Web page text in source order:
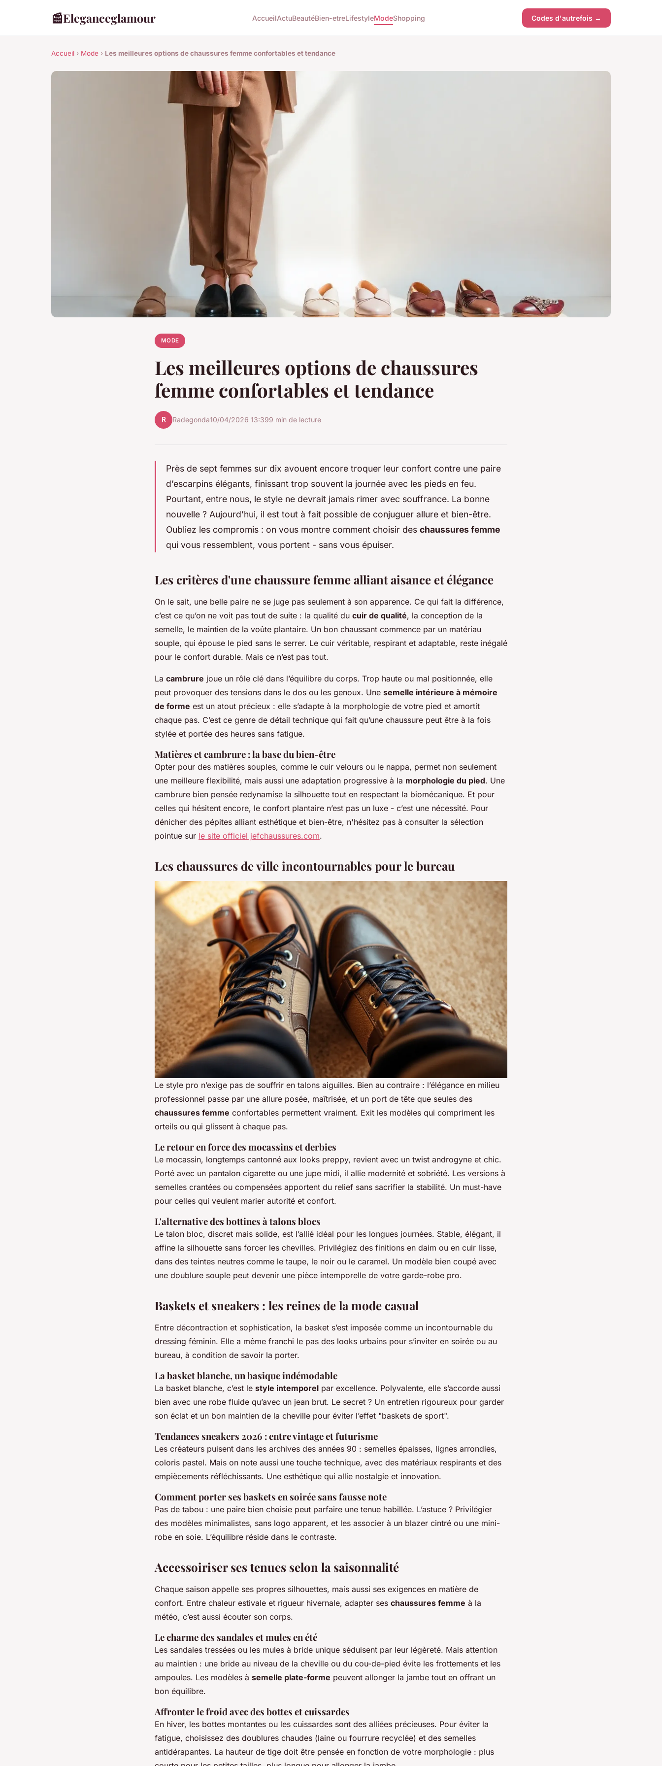
📰Eleganceglamour AccueilActuBeautéBien-etreLifestyleModeShopping Codes d'autrefois →
Accueil › Mode › Les meilleures options de chaussures femme confortables et tendance
MODE
Les meilleures options de chaussures
femme confortables et tendance
R Radegonda10/04/2026 13:399 min de lecture
Près de sept femmes sur dix avouent encore troquer leur confort contre une paire
d’escarpins élégants, finissant trop souvent la journée avec les pieds en feu.
Pourtant, entre nous, le style ne devrait jamais rimer avec souffrance. La bonne
nouvelle ? Aujourd’hui, il est tout à fait possible de conjuguer allure et bien-être.
Oubliez les compromis : on vous montre comment choisir des chaussures femme
qui vous ressemblent, vous portent - sans vous épuiser.
Les critères d'une chaussure femme alliant aisance et élégance
On le sait, une belle paire ne se juge pas seulement à son apparence. Ce qui fait la différence,
c’est ce qu’on ne voit pas tout de suite : la qualité du cuir de qualité, la conception de la
semelle, le maintien de la voûte plantaire. Un bon chaussant commence par un matériau
souple, qui épouse le pied sans le serrer. Le cuir véritable, respirant et adaptable, reste inégalé
pour le confort durable. Mais ce n’est pas tout.
La cambrure joue un rôle clé dans l’équilibre du corps. Trop haute ou mal positionnée, elle
peut provoquer des tensions dans le dos ou les genoux. Une semelle intérieure à mémoire
de forme est un atout précieux : elle s’adapte à la morphologie de votre pied et amortit
chaque pas. C’est ce genre de détail technique qui fait qu’une chaussure peut être à la fois
stylée et portée des heures sans fatigue.
Matières et cambrure : la base du bien-être
Opter pour des matières souples, comme le cuir velours ou le nappa, permet non seulement
une meilleure flexibilité, mais aussi une adaptation progressive à la morphologie du pied. Une
cambrure bien pensée redynamise la silhouette tout en respectant la biomécanique. Et pour
celles qui hésitent encore, le confort plantaire n’est pas un luxe - c’est une nécessité. Pour
dénicher des pépites alliant esthétique et bien-être, n'hésitez pas à consulter la sélection
pointue sur le site officiel jefchaussures.com.
Les chaussures de ville incontournables pour le bureau
Le style pro n’exige pas de souffrir en talons aiguilles. Bien au contraire : l’élégance en milieu
professionnel passe par une allure posée, maîtrisée, et un port de tête que seules des
chaussures femme confortables permettent vraiment. Exit les modèles qui compriment les
orteils ou qui glissent à chaque pas.
Le retour en force des mocassins et derbies
Le mocassin, longtemps cantonné aux looks preppy, revient avec un twist androgyne et chic.
Porté avec un pantalon cigarette ou une jupe midi, il allie modernité et sobriété. Les versions à
semelles crantées ou compensées apportent du relief sans sacrifier la stabilité. Un must-have
pour celles qui veulent marier autorité et confort.
L'alternative des bottines à talons blocs
Le talon bloc, discret mais solide, est l’allié idéal pour les longues journées. Stable, élégant, il
affine la silhouette sans forcer les chevilles. Privilégiez des finitions en daim ou en cuir lisse,
dans des teintes neutres comme le taupe, le noir ou le caramel. Un modèle bien coupé avec
une doublure souple peut devenir une pièce intemporelle de votre garde-robe pro.
Baskets et sneakers : les reines de la mode casual
Entre décontraction et sophistication, la basket s’est imposée comme un incontournable du
dressing féminin. Elle a même franchi le pas des looks urbains pour s’inviter en soirée ou au
bureau, à condition de savoir la porter.
La basket blanche, un basique indémodable
La basket blanche, c’est le style intemporel par excellence. Polyvalente, elle s’accorde aussi
bien avec une robe fluide qu’avec un jean brut. Le secret ? Un entretien rigoureux pour garder
son éclat et un bon maintien de la cheville pour éviter l’effet "baskets de sport".
Tendances sneakers 2026 : entre vintage et futurisme
Les créateurs puisent dans les archives des années 90 : semelles épaisses, lignes arrondies,
coloris pastel. Mais on note aussi une touche technique, avec des matériaux respirants et des
empiècements réfléchissants. Une esthétique qui allie nostalgie et innovation.
Comment porter ses baskets en soirée sans fausse note
Pas de tabou : une paire bien choisie peut parfaire une tenue habillée. L’astuce ? Privilégier
des modèles minimalistes, sans logo apparent, et les associer à un blazer cintré ou une mini-
robe en soie. L’équilibre réside dans le contraste.
Accessoiriser ses tenues selon la saisonnalité
Chaque saison appelle ses propres silhouettes, mais aussi ses exigences en matière de
confort. Entre chaleur estivale et rigueur hivernale, adapter ses chaussures femme à la
météo, c’est aussi écouter son corps.
Le charme des sandales et mules en été
Les sandales tressées ou les mules à bride unique séduisent par leur légèreté. Mais attention
au maintien : une bride au niveau de la cheville ou du cou-de-pied évite les frottements et les
ampoules. Les modèles à semelle plate-forme peuvent allonger la jambe tout en offrant un
bon équilibre.
Affronter le froid avec des bottes et cuissardes
En hiver, les bottes montantes ou les cuissardes sont des alliées précieuses. Pour éviter la
fatigue, choisissez des doublures chaudes (laine ou fourrure recyclée) et des semelles
antidérapantes. La hauteur de tige doit être pensée en fonction de votre morphologie : plus